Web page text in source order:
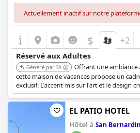
Actuellement inactif sur notre
$ +2
Réservé aux Adultes
Généré par IA
Offrant une
cette maison de vacances propose un
exclusif. L'accent mis sur l'art et le design
serein, s'adressant aux adultes en quête
raffinée.
EL PATIO HOTEL
Hôtel à San